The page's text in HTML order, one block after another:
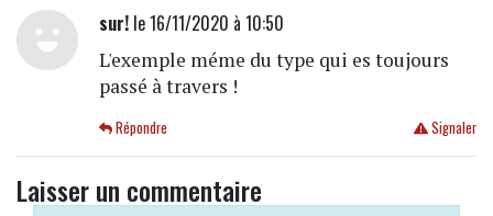
sur!le 16/11/2020 à 10:50
L'exemple méme du type qui es toujours
passé à travers !
Signaler
Répondre
Laisser un commentaire